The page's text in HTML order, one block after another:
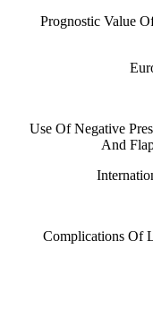
Prognostic Value
Use Of Negative
And
Complications Of